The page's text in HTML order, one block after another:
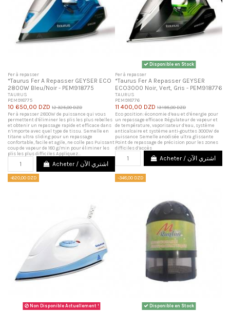
Fer à repasser
*Taurus Fer A Repasser GEYSER ECO
2800W Bleu/Noir - PEM918775
TAURUS
PEM918775
10 650,00 DZD 12 325,00 DZD
Fer à repasser 2800W de puissance qui vous
permettent d’éliminer les plis les plus rebelles
et obtenir un repassage rapide et efficace dans
n’importe avec quel type de tissu. Semelle en
titane ultra sliding pour un repassage
confortable, facile et agile, ne colle pas Puissant
coup de vapeur de 180 g/min pour éliminer les
plis les plus difficiles Appliquez...
Acheter / اشتري الآن
Disponible en Stock
Fer à repasser
*Taurus Fer A Repasser GEYSER
ECO3000 Noir, Vert, Gris - PEM918776
TAURUS
PEM918776
11 400,00 DZD 13 195,00 DZD
Eco position: économie d’eau et d’énergie pour
un repassage efficace Régulateur de vapeur et
de température, vaporisateur d’eau, système
anticalcaire et système anti-gouttes 3000W de
puissance Semelle anodisée ultra glissante
Point de repassage de précision pour les zones
difficiles d’accès
Acheter / اشتري الآن
-620,00 DZD
Non Disponible Actuellement !
-348,00 DZD
Disponible en Stock